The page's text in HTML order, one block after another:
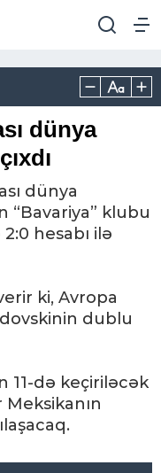
dünya
dünya
“Bavariya” klubu
hesabı ilə
ki, Avropa
dublu
11-də keçiriləcək